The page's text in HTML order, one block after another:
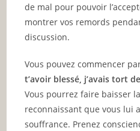
de mal pour pouvoir
montrer vos remords
discussion.
Vous pouvez commencer
t’avoir blessé, j’avais tort
Vous pourrez faire baisser
reconnaissant que vous lui
souffrance. Prenez